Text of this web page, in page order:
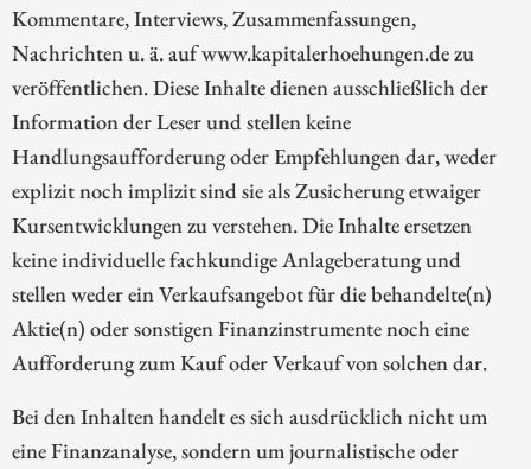
Kommentare, Interviews, Zusammenfassungen,
Nachrichten u. ä. auf www.kapitalerhoehungen.de zu
veröffentlichen. Diese Inhalte dienen ausschließlich der
Information der Leser und stellen keine
Handlungsaufforderung oder Empfehlungen dar, weder
explizit noch implizit sind sie als Zusicherung etwaiger
Kursentwicklungen zu verstehen. Die Inhalte ersetzen
keine individuelle fachkundige Anlageberatung und
stellen weder ein Verkaufsangebot für die behandelte(n)
Aktie(n) oder sonstigen Finanzinstrumente noch eine
Aufforderung zum Kauf oder Verkauf von solchen dar.
Bei den Inhalten handelt es sich ausdrücklich nicht um
eine Finanzanalyse, sondern um journalistische oder